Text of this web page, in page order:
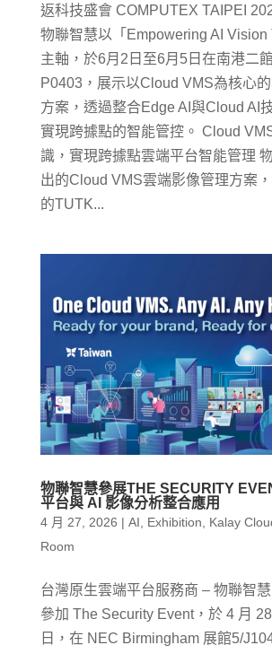
返科技盛會 COMPUTEX TAIPEI
物聯智慧以「Empowering AI Vision
主軸，於6月2日至6月5日在南港二
P0403，展示以Cloud VMS為核心
方案，透過整合Edge AI與Cloud AI
實現跨據點的智能管控。 Cloud
識，實現跨據點雲端平台智能管理
出的Cloud VMS雲端影像管理方案
的TUTK...
物聯智慧參展THE SECURITY
平台與 AI 影像分析整合應用
4 月 27, 2026 | AI Exhibition Kalay
Room
台灣原生雲端平台服務商 – 物聯智
參加 The Security Event，於 4 月
日，在 NEC Birmingham 展館5/